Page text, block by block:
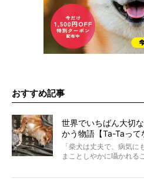
おすすめ記事
世界でいちばん大切
かう物語【Ta-Taって
「柴犬は丈夫で、病気に
まことしやかに囁かれる